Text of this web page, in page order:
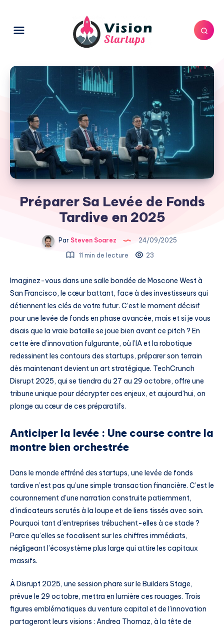
Préparer Sa Levée de Fonds
Tardive en 2025
Par Steven Soarez
24/09/2025
11 min de lecture
23
Imaginez-vous dans une salle bondée de Moscone West à
San Francisco, le cœur battant, face à des investisseurs qui
détiennent les clés de votre futur. C’est le moment décisif
pour une levée de fonds en phase avancée, mais et si je vous
disais que la vraie bataille se joue bien avant ce pitch ? En
cette ère d’innovation fulgurante, où l’IA et la robotique
redessinent les contours des startups, préparer son terrain
dès maintenant devient un art stratégique. TechCrunch
Disrupt 2025, qui se tiendra du 27 au 29 octobre, offre une
tribune unique pour décrypter ces enjeux, et aujourd’hui, on
plonge au cœur de ces préparatifs.
Anticiper la levée : Une course contre la
montre bien orchestrée
Dans le monde effréné des startups, une levée de fonds
tardive n’est pas qu’une simple transaction financière. C’est le
couronnement d’une narration construite patiemment,
d’indicateurs scrutés à la loupe et de liens tissés avec soin.
Pourquoi tant d’entreprises trébuchent-elles à ce stade ?
Parce qu’elles se focalisent sur les chiffres immédiats,
négligeant l’écosystème plus large qui attire les capitaux
massifs.
À Disrupt 2025, une session phare sur le Builders Stage,
prévue le 29 octobre, mettra en lumière ces rouages. Trois
figures emblématiques du venture capital et de l’innovation
partageront leurs visions : Andrea Thomaz, à la tête de